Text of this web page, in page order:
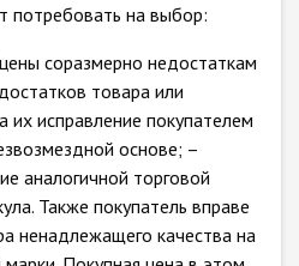
потребовать на выбор:
соразмерно недостаткам
товара или
исправление покупателем
основе; –
аналогичной торговой
Также покупатель вправе
ненадлежащего качества на